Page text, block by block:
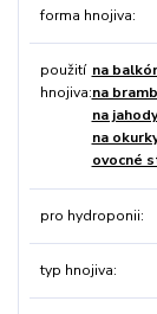
forma hnojiva
použití
hnojiva
na
na
na
na
ovocné
pro hydroponii
typ hnojiva